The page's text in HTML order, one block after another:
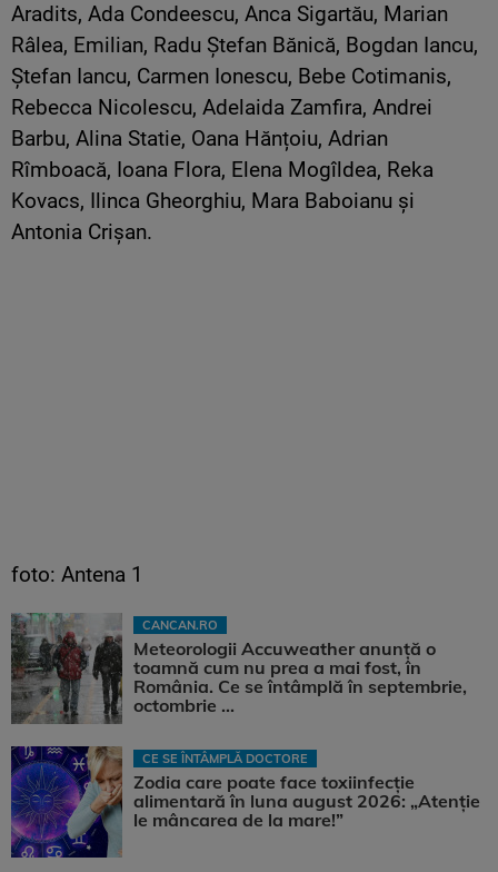
Aradits, Ada Condeescu, Anca Sigartău, Marian
Râlea, Emilian, Radu Ștefan Bănică, Bogdan Iancu,
Ștefan Iancu, Carmen Ionescu, Bebe Cotimanis,
Rebecca Nicolescu, Adelaida Zamfira, Andrei
Barbu, Alina Statie, Oana Hănțoiu, Adrian
Rîmboacă, Ioana Flora, Elena Mogîldea, Reka
Kovacs, Ilinca Gheorghiu, Mara Baboianu și
Antonia Crișan.
foto: Antena 1
CANCAN.RO
Meteorologii Accuweather anunță o
toamnă cum nu prea a mai fost, în
România. Ce se întâmplă în septembrie,
octombrie ...
CE SE ÎNTÂMPLĂ DOCTORE
Zodia care poate face toxiinfecție
alimentară în luna august 2026: „Atenție
le mâncarea de la mare!”